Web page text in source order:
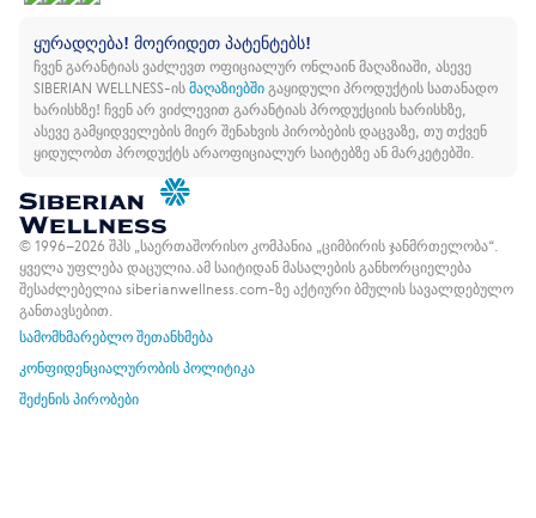
ყურადღება! მოერიდეთ პატენტებს!
ჩვენ გარანტიას ვაძლევთ ოფიციალურ ონლაინ მაღაზიაში, ასევე
SIBERIAN WELLNESS-ისმაღაზიებშიგაყიდული პროდუქტის სათანადო
ხარისხზე! ჩვენ არ ვიძლევით გარანტიას პროდუქციის ხარისხზე,
ასევე გამყიდველების მიერ შენახვის პირობების დაცვაზე, თუ თქვენ
ყიდულობთ პროდუქტს არაოფიციალურ საიტებზე ან მარკეტებში.
© 1996–2026 შპს „საერთაშორისო კომპანია „ციმბირის ჯანმრთელობა“.
ყველა უფლება დაცულია. ამ საიტიდან მასალების განხორციელება
შესაძლებელია siberianwellness.com-ზე აქტიური ბმულის სავალდებულო
განთავსებით.
სამომხმარებლო შეთანხმება
კონფიდენციალურობის პოლიტიკა
შეძენის პირობები